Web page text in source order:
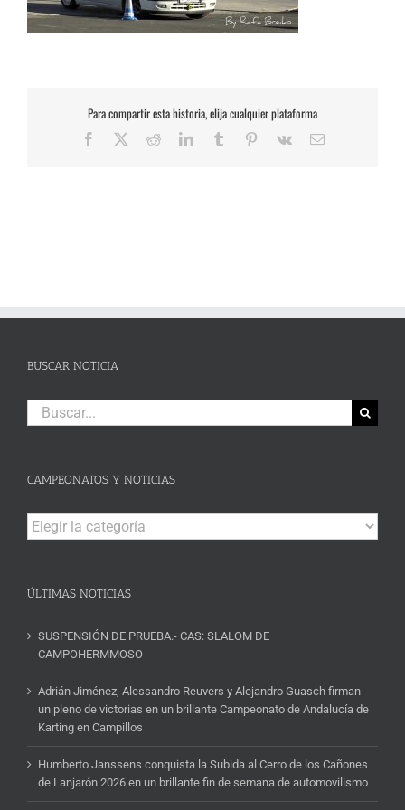
Para compartir esta historia, elija cualquier plataforma
Facebook RedditLinkedInTumblr Pinterest
Vk
Correo
BUSCAR NOTICIA
Buscar:
CAMPEONATOS Y NOTICIAS
Campeonatos
y
ÚLTIMAS NOTICIAS
SUSPENSIÓN DE PRUEBA.- CAS: SLALOM DE
CAMPOHERMMOSO
Adrián Jiménez, Alessandro Reuvers y Alejandro Guasch firman
un pleno de victorias en un brillante Campeonato de Andalucía de
Karting en Campillos
Humberto Janssens conquista la Subida al Cerro de los Cañones
de Lanjarón 2026 en un brillante fin de semana de automovilismo